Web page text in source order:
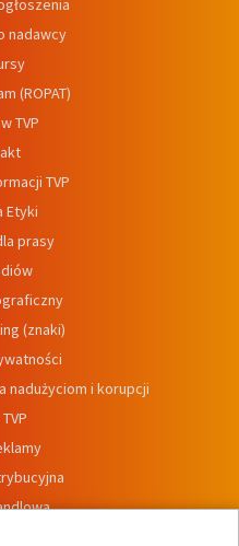
nadawcy
(ROPAT)
TVP
TVP
Etyki
prasy
(znaki)
nadużyciom i korupcji